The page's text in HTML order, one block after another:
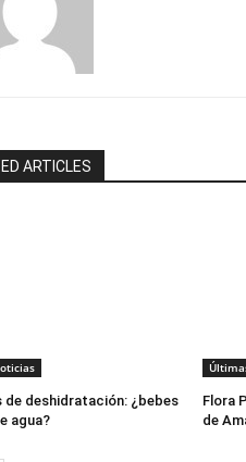
ARTICLES
de deshidratación: ¿bebes
agua?
Flora
de